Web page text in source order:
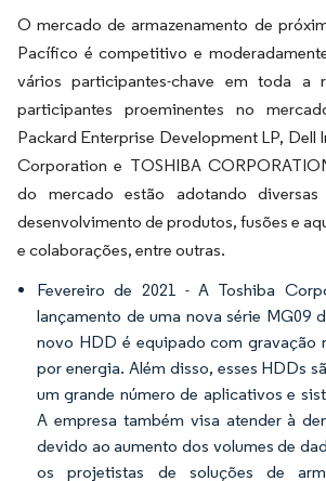
O mercado de armazenamento de
Pacífico é competitivo e
vários participantes-chave em toda a
participantes proeminentes no
Packard Enterprise Development LP, Dell
Corporation e TOSHIBA
do mercado estão adotando diversas
desenvolvimento de produtos, fusões e
e colaborações, entre outras.
Fevereiro de 2021 - A Toshiba
lançamento de uma nova série MG09
novo HDD é equipado com gravação
por energia. Além disso, esses HDDs
um grande número de aplicativos e
A empresa também visa atender à
devido ao aumento dos volumes de
os projetistas de soluções de